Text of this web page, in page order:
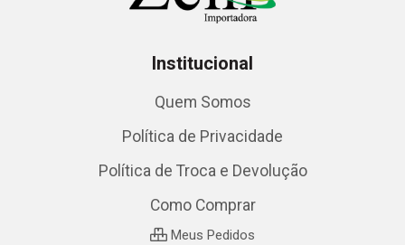
Institucional
Quem Somos
Política de Privacidade
Política de Troca e Devolução
Como Comprar
Meus Pedidos